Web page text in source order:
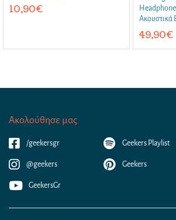
10,90€
Ακουστικά
49,90€
Ακολούθησε μας
/geekersgr
@geekers
GeekersGr
Geekers Playlist
Geekers